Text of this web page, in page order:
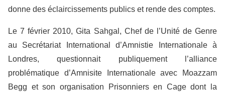
donne des éclaircissements publics et rende des comptes.
Le 7 février 2010, Gita Sahgal, Chef de l’Unité de Genre
au Secrétariat International d’Amnistie Internationale à
Londres, questionnait publiquement l’alliance
problématique d’Amnisite Internationale avec Moazzam
Begg et son organisation Prisonniers en Cage dont la